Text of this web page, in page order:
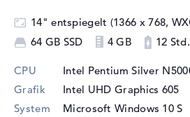
14" entspiegelt (1366 x 768,
64 GB SSD
4 GB 12 Std.
CPU Intel Pentium Silver
Grafik
Intel UHD Graphics 605
System
Microsoft Windows 10 S